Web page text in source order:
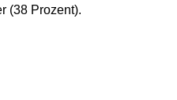
(38 Prozent).